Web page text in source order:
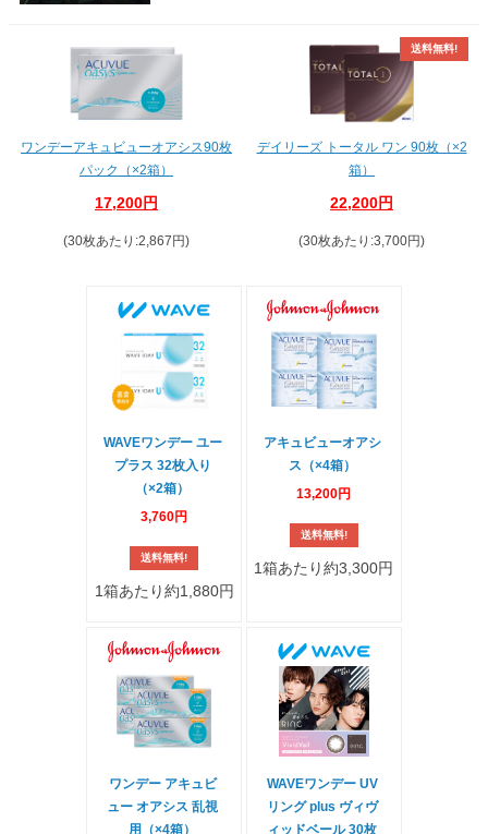
ワンデーアキュビューオアシス90枚
パック（×2箱）
17,200円
送料無料!
(30枚あたり:2,867円)
デイリーズ トータル ワン 90枚（×2
箱）
22,200円
送料無料!
(30枚あたり:3,700円)
WAVEワンデー ユー
プラス 32枚入り
（×2箱）
3,760円
送料無料!
1箱あたり約1,880円
アキュビューオアシ
ス（×4箱）
13,200円
送料無料!
1箱あたり約3,300円
ワンデー アキュビ
ュー オアシス 乱視
用（×4箱）
WAVEワンデー UV
リング plus ヴィヴ
ィッドベール 30枚